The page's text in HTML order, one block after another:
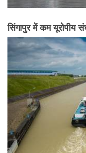
सिंगापुर में कम यूरोपीय